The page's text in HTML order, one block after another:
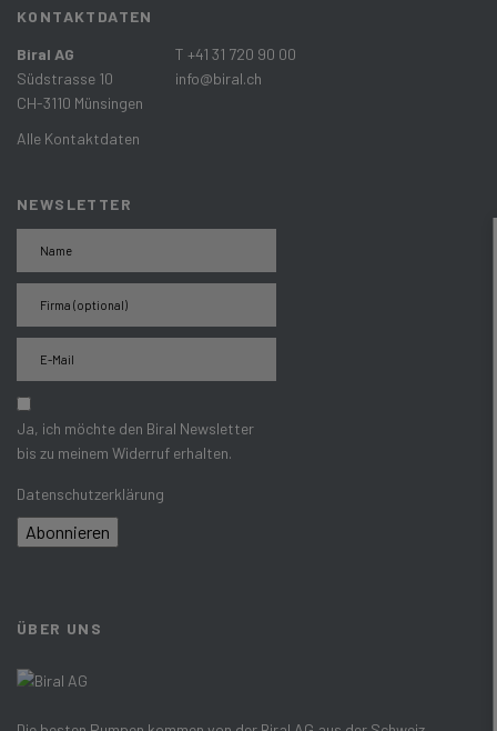
KONTAKTDATEN
Biral AG
Südstrasse 10
CH-3110 Münsingen
Alle Kontaktdaten
T +41 31 720 90 00
info@biral.ch
NEWSLETTER
Ja, ich möchte den Biral Newsletter
bis zu meinem Widerruf erhalten.
Datenschutzerklärung
Abonnieren
ÜBER UNS